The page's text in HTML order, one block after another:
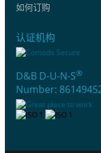
如何订购
认证机构
D&B D-U-N-S®
Number: